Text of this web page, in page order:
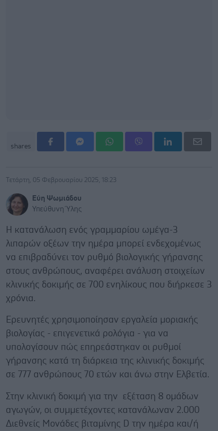
shares
Τετάρτη, 05 Φεβρουαρίου 2025, 18:23
Εύη Ψωμιάδου
Υπεύθυνη Ύλης
Η κατανάλωση ενός γραμμαρίου ωμέγα-3
λιπαρών οξέων την ημέρα μπορεί ενδεχομένως
να επιβραδύνει τον ρυθμό βιολογικής γήρανσης
στους ανθρώπους, αναφέρει ανάλυση στοιχείων
κλινικής δοκιμής σε 700 ενηλίκους που διήρκεσε 3
χρόνια.
Ερευνητές χρησιμοποίησαν εργαλεία μοριακής
βιολογίας - επιγενετικά ρολόγια - για να
υπολογίσουν πώς επηρεάστηκαν οι ρυθμοί
γήρανσης κατά τη διάρκεια της κλινικής δοκιμής
σε 777 ανθρώπους 70 ετών και άνω στην Ελβετία.
Στην κλινική δοκιμή για την εξέταση 8 ομάδων
αγωγών, οι συμμετέχοντες κατανάλωναν 2.000
Διεθνείς Μονάδες βιταμίνης D την ημέρα και/ή